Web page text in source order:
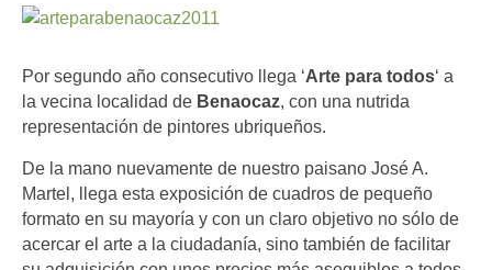
Por segundo año consecutivo llega ‘Arte para todos‘ a
la vecina localidad de Benaocaz, con una nutrida
representación de pintores ubriqueños.
De la mano nuevamente de nuestro paisano José A.
Martel, llega esta exposición de cuadros de pequeño
formato en su mayoría y con un claro objetivo no sólo de
acercar el arte a la ciudadanía, sino también de facilitar